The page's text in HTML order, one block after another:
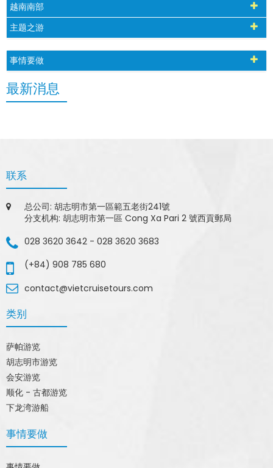
越南南部
主题之游
事情要做
最新消息
联系
总公司: 胡志明市第一區範五老街241號
分支机构: 胡志明市第一區 Cong Xa Pari 2 號西貢郵局
028 3620 3642 - 028 3620 3683
(+84) 908 785 680
contact@vietcruisetours.com
类别
萨帕游览
胡志明市游览
会安游览
顺化 - 古都游览
下龙湾游船
事情要做